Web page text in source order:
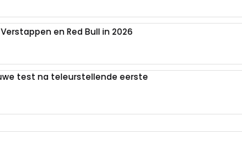
en Red Bull in 2026
test na teleurstellende eerste